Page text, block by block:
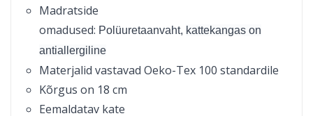
Madratside
omadused: Polüuretaanvaht, kattekangas on
antiallergiline
Materjalid vastavad Oeko-Tex 100 standardile
Kõrgus on 18 cm
Eemaldatav kate